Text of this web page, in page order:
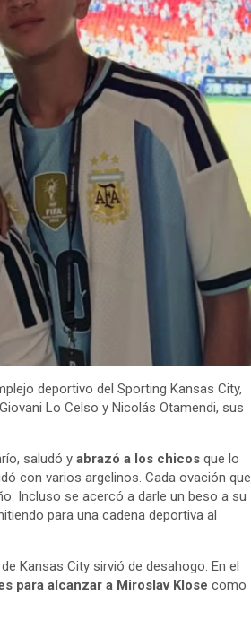
deportivo del Sporting Kansas City,
Lo Celso y Nicolás Otamendi, sus
saludó y abrazó a los chicos que lo
con varios argelinos. Cada ovación que
Incluso se acercó a darle un beso a su
para una cadena deportiva al
Kansas City sirvió de desahogo. En el
para alcanzar a Miroslav Klose como